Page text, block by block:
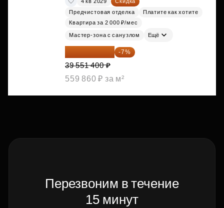
Предчистовая отделка
Платите как хотите
Квартира за 2 000 ₽/мес
Мастер-зона с санузлом Ещё
36 782 802 ₽ -7%
39 551 400 ₽
559 860 ₽ за м²
Перезвоним в течение
15 минут